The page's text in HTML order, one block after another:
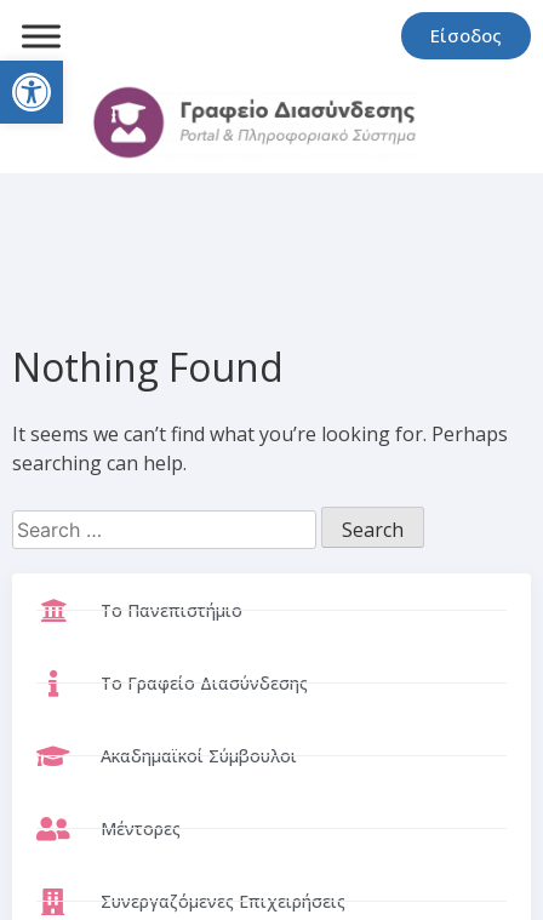
Open toolbar
Είσοδος
Nothing Found
It seems we can’t find what you’re looking for. Perhaps
searching can help.
Το Πανεπιστήμιο
Το Γραφείο Διασύνδεσης
Ακαδημαϊκοί Σύμβουλοι
Μέντορες
Συνεργαζόμενες Επιχειρήσεις